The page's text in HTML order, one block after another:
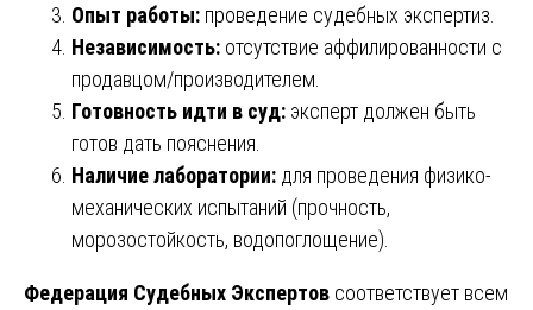
Опыт работы: проведение судебных экспертиз.
Независимость: отсутствие аффилированности с
продавцом/производителем.
Готовность идти в суд: эксперт должен быть
готов дать пояснения.
Наличие лаборатории: для проведения физико-
механических испытаний (прочность,
морозостойкость, водопоглощение).
Федерация Судебных Экспертов соответствует всем